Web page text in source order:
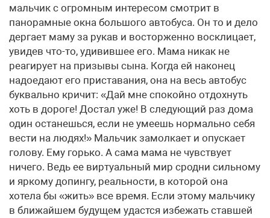
мальчик с огромным интересом смотрит в
панорамные окна большого автобуса. Он то и дело
дергает маму за рукав и восторженно восклицает,
увидев что-то, удивившее его. Мама никак не
реагирует на призывы сына. Когда ей наконец
надоедают его приставания, она на весь автобус
буквально кричит: «Дай мне спокойно отдохнуть
хоть в дороге! Достал уже! В следующий раз дома
один останешься, если не умеешь нормально себя
вести на людях!» Мальчик замолкает и опускает
голову. Ему горько. А сама мама не чувствует
ничего. Ведь ее виртуальный мир сродни сильному
и яркому допингу, реальности, в которой она
хотела бы «жить» все время. Если этому мальчику
в ближайшем будущем удастся избежать ставшей